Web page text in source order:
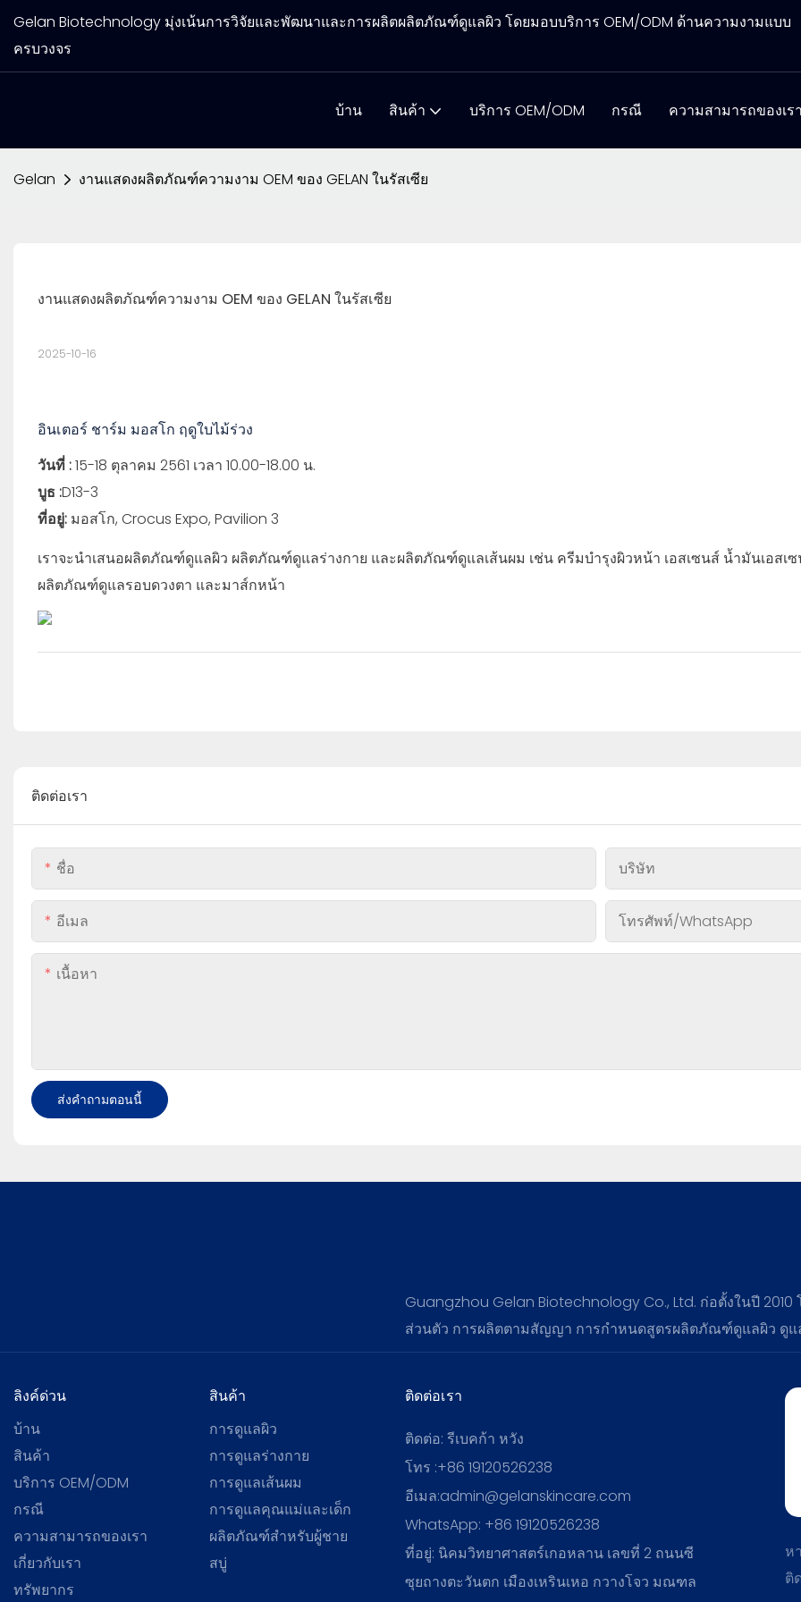
Gelan Biotechnology มุ่งเน้นการวิจัยและพัฒนาและการผลิตผลิตภัณฑ์ดูแลผิว โดยมอบบริการ OEM/ODM ด้านความงามแบบ
ครบวงจร
บ้าน สินค้า บริการ OEM/ODM กรณี ความสามารถของเร
Gelan งานแสดงผลิตภัณฑ์ความงาม OEM ของ GELAN ในรัสเซีย
งานแสดงผลิตภัณฑ์ความงาม OEM ของ GELAN ในรัสเซีย
2025-10-16
อินเตอร์ ชาร์ม มอสโก ฤดูใบไม้ร่วง
วันที่ :15-18 ตุลาคม 2561 เวลา 10.00-18.00 น.
บูธ :D13-3
ที่อยู่:มอสโก, Crocus Expo, Pavilion 3
เราจะนำเสนอผลิตภัณฑ์ดูแลผิว ผลิตภัณฑ์ดูแลร่างกาย และผลิตภัณฑ์ดูแลเส้นผม เช่น ครีมบำรุงผิวหน้า เอสเซนส์ น้ำมันเอสเ
ผลิตภัณฑ์ดูแลรอบดวงตา และมาส์กหน้า
ติดต่อเรา
ชื่อ บริษัท
อีเมล โทรศัพท์/WhatsApp
เนื้อหา
ส่งคำถามตอนนี้
Guangzhou Gelan Biotechnology Co., Ltd. ก่อตั้งในปี
ส่วนตัว การผลิตตามสัญญา การกำหนดสูตรผลิตภัณฑ์ดูแลผิว ดูแ
ลิงค์ด่วน
บ้าน
สินค้า
บริการ OEM/ODM
กรณี
ความสามารถของเรา
เกี่ยวกับเรา
ทรัพยากร
สินค้า
การดูแลผิว
การดูแลร่างกาย
การดูแลเส้นผม
การดูแลคุณแม่และเด็ก
ผลิตภัณฑ์สำหรับผู้ชาย
สบู่
ติดต่อเรา
ติดต่อ: รีเบคก้า หวัง
โทร :+86 19120526238
อีเมล:admin@gelanskincare.com
WhatsApp: +86 19120526238
ที่อยู่: นิคมวิทยาศาสตร์เกอหลาน เลขที่ 2 ถนนซี
ซุยถางตะวันตก เมืองเหรินเหอ กวางโจว มณฑล
ห
ติ